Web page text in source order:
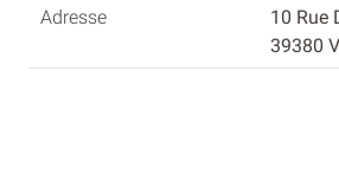
10 Rue
39380